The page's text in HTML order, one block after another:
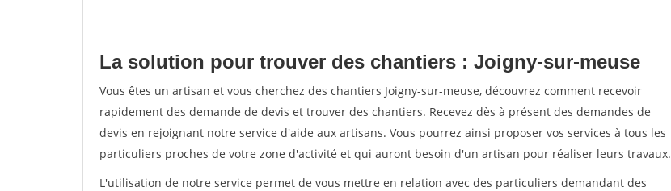
La solution pour trouver des chantiers : Joigny-sur-meuse
Vous êtes un artisan et vous cherchez des chantiers Joigny-sur-meuse, découvrez comment recevoir
rapidement des demande de devis et trouver des chantiers. Recevez dès à présent des demandes de
devis en rejoignant notre service d'aide aux artisans. Vous pourrez ainsi proposer vos services à tous les
particuliers proches de votre zone d'activité et qui auront besoin d'un artisan pour réaliser leurs travaux.
L'utilisation de notre service permet de vous mettre en relation avec des particuliers demandant des